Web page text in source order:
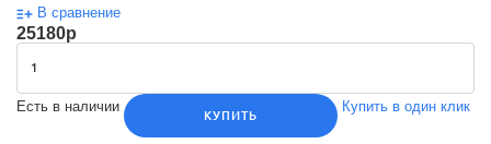
В сравнение
25180p
Есть в наличии
КУПИТЬ
Купить в один клик